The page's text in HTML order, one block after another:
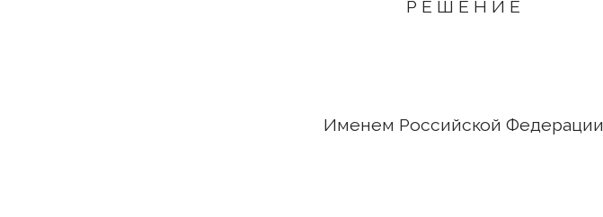
Р Е Ш Е Н И Е
Именем Российской Федерации